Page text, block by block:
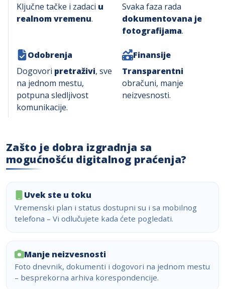
Ključne tačke i zadaci u
realnom vremenu.
Svaka faza rada
dokumentovana je
fotografijama.
Odobrenja
Dogovori pretraživi, sve
na jednom mestu,
potpuna sledljivost
komunikacije.
Finansije
Transparentni
obračuni, manje
neizvesnosti.
Zašto je dobra izgradnja sa
mogućnošću digitalnog praćenja?
Uvek ste u toku
Vremenski plan i status dostupni su i sa mobilnog
telefona – Vi odlučujete kada ćete pogledati.
Manje neizvesnosti
Foto dnevnik, dokumenti i dogovori na jednom mestu
– besprekorna arhiva korespondencije.